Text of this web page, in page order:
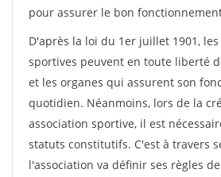
pour assurer le bon
D'après la loi du 1er juillet 1901,
sportives peuvent en toute liberté
et les organes qui assurent son
quotidien. Néanmoins, lors de la
association sportive, il est
statuts constitutifs. C'est à travers
l'association va définir ses règles